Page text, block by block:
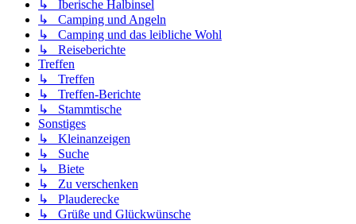
↳ Iberische Halbinsel
↳ Camping und Angeln
↳ Camping und das leibliche Wohl
↳ Reiseberichte
Treffen
↳ Treffen
↳ Treffen-Berichte
↳ Stammtische
Sonstiges
↳ Kleinanzeigen
↳ Suche
↳ Biete
↳ Zu verschenken
↳ Plauderecke
↳ Grüße und Glückwünsche